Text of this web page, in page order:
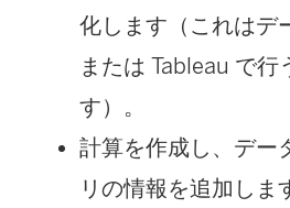
く
)
化します（これはデ
または Tableau で行
す）。
計算を作成し、デー
リの情報を追加しま